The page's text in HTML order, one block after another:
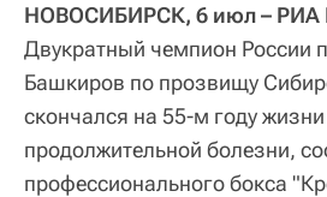
НОВОСИБИРСК, 6 июл – РИА
Двукратный чемпион России
Башкиров по прозвищу
скончался на 55-м году
продолжительной болезни,
профессионального бокса